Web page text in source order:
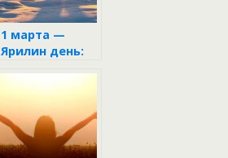
1 марта —
Ярилин день:
праздник
первого дня
весны,
приметы и
запреты